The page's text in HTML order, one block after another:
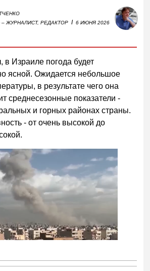
ЖУРНАЛИСТ, РЕДАКТОР I 6 ИЮНЯ 2026
, в Израиле погода будет
ясной. Ожидается небольшое
в результате чего она
среднесезонные показатели -
и горных районах страны.
- от очень высокой до